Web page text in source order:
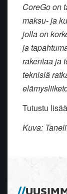
CoreGo on
maksu- ja
jolla on
ja
rakentaa ja
teknisiä
Tutustu
Kuva: